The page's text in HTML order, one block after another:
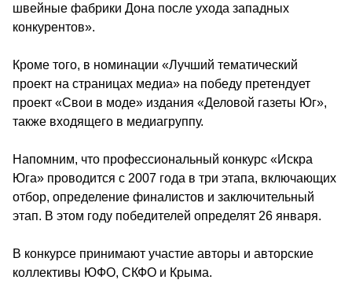
швейные фабрики Дона после ухода западных
конкурентов».
Кроме того, в номинации «Лучший тематический
проект на страницах медиа» на победу претендует
проект «Свои в моде» издания «Деловой газеты Юг»,
также входящего в медиагруппу.
Напомним, что профессиональный конкурс «Искра
Юга» проводится с 2007 года в три этапа, включающих
отбор, определение финалистов и заключительный
этап. В этом году победителей определят 26 января.
В конкурсе принимают участие авторы и авторские
коллективы ЮФО, СКФО и Крыма.